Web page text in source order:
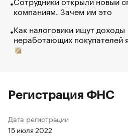
компаниям. Зачем им это
Как налоговики ищут доходы
неработающих покупателей
Регистрация ФНС
Дата регистрации
15 июля 2022